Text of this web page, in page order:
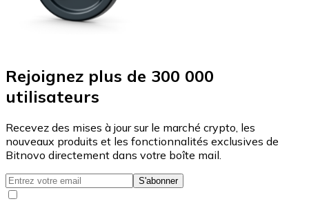
Rejoignez plus de 300 000
utilisateurs
Recevez des mises à jour sur le marché crypto, les
nouveaux produits et les fonctionnalités exclusives de
Bitnovo directement dans votre boîte mail.
S'abonner